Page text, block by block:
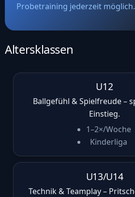
Probetraining jederzeit möglich.
Altersklassen
U12
Ballgefühl & Spielfreude –
Einstieg.
1–2×/Woche
Kinderliga
U13/U14
Technik & Teamplay –